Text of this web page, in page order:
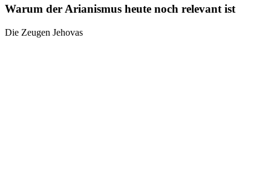
Warum derArianismus heute noch relevant ist
Die Zeugen Jehovas